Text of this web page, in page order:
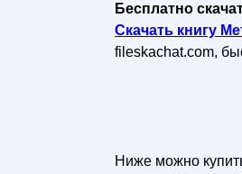
Бесплатно
Скачать книгу
fileskachat.com,
Ниже можно